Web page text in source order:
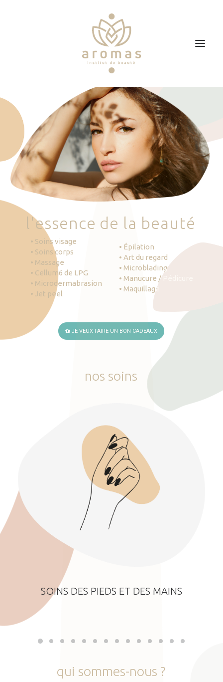
Soins
Je veux faire un bon cadeau
Plan d’accès
Prendre RDV
'essence de la beauté
• Soins visage
• Soins corps
• Massage
• Cellum6 de LPG
• Microdermabrasion
• Jet peel
• Épilation
• Art du regard
• Microblading
• Manucure / Pédicure
• Maquillage
JE VEUX FAIRE UN BON CADEAUX
nos soins
SOINS DES PIEDS ET DES MAINS
qui sommes-nous ?